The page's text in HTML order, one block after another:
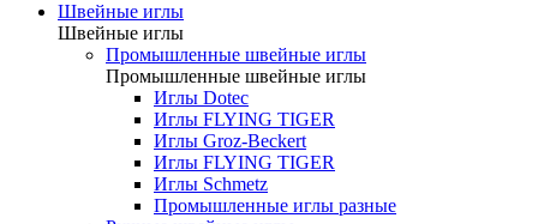
Швейные иглы
Швейные иглы
Промышленные швейные иглы
Промышленные швейные иглы
Иглы Dotec
Иглы FLYING TIGER
Иглы Groz-Beckert
Иглы FLYING TIGER
Иглы Schmetz
Промышленные иглы разные